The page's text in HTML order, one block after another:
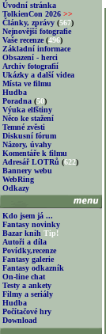
Úvodní stránka
TolkienCon 2026 >>
Články, zprávy (567)
Nejnovější fotografie
Vaše recenze (496)
Základní informace
Obsazení - herci
Archiv fotografií
Ukázky a další videa
Místa ve filmu
Hudba
Poradna (50)
Výuka elfštiny
Něco ke stažení
Temné zvěsti
Diskusní fórum
Názory, úvahy
Komentáře k filmu
Adresář LOTRů (622)
Bannery webu
WebRing
Odkazy
Kdo jsem já ...
Fantasy novinky
Bazar knih Tip!
Autoři a díla
Povídky,recenze
Fantasy galerie
Fantasy odkazník
On-line chat
Testy a ankety
Filmy a seriály
Hudba
Počítačové hry
Download